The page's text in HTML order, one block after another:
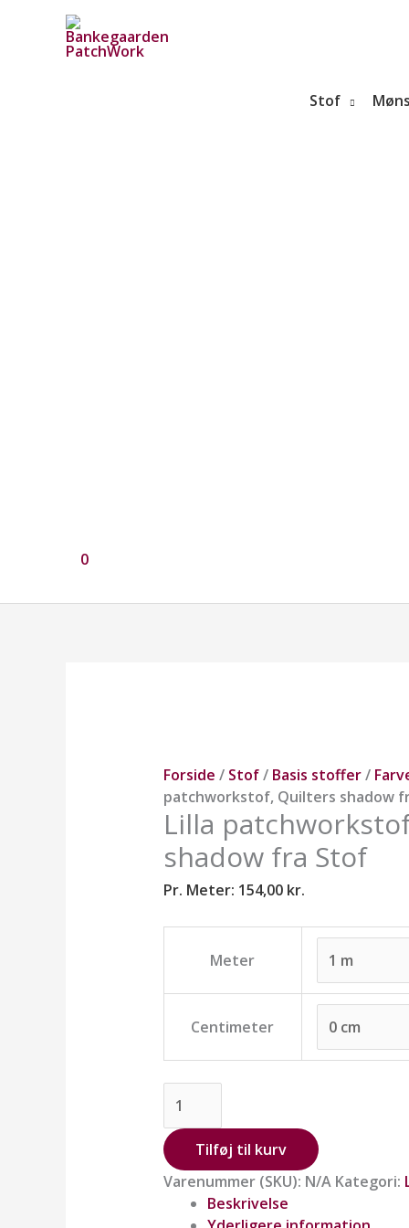
indholdet
Stof
0
Forside / Stof/ Basis stoffer/
patchworkstof, Quilters shadow
Lilla
shadow fra Stof
Pr. Meter: 154,00 kr.
Meter
Centimeter
Stof
antal
Tilføj til kurv
Varenummer (SKU): N/A Kategori:
Beskrivelse